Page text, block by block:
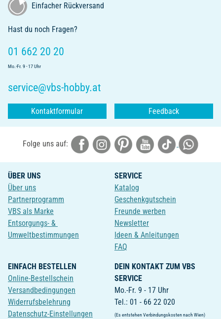
Einfacher Rückversand
Hast du noch Fragen?
01 662 20 20
Mo.-Fr. 9 - 17 Uhr
service@vbs-hobby.at
Kontaktformular Feedback
Folge uns auf:
ÜBER UNS
Über uns
Partnerprogramm
VBS als Marke
Entsorgungs- &
Umweltbestimmungen
SERVICE
Katalog
Geschenkgutschein
Freunde werben
Newsletter
Ideen & Anleitungen
FAQ
EINFACH BESTELLEN
Online-Bestellschein
Versandbedingungen
Widerrufsbelehrung
Datenschutz-Einstellungen
DEIN KONTAKT ZUM VBS
SERVICE
Mo.-Fr. 9 - 17 Uhr
Tel.: 01 - 66 22 020
(Es entstehen Verbindungskosten nach Wien)